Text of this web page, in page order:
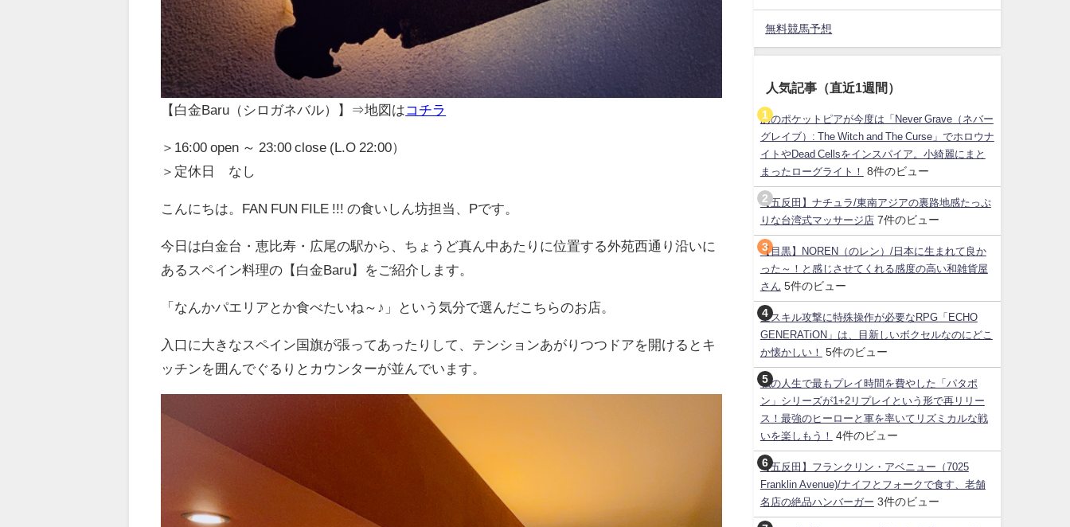
【白金Baru（シロガネバル）】⇒地図はコチラ
＞16:00 open ～ 23:00 close (L.O 22:00）
＞定休日 なし
こんにちは。FAN FUN FILE !!! の食いしん坊担当、Pです。
今日は白金台・恵比寿・広尾の駅から、ちょうど真ん中あたりに位置する外苑西通り沿いに
あるスペイン料理の【白金Baru】をご紹介します。
「なんかパエリアとか食べたいね～♪」という気分で選んだこちらのお店。
入口に大きなスペイン国旗が張ってあったりして、テンションあがりつつドアを開けるとキ
ッチンを囲んでぐるりとカウンターが並んでいます。
無料競馬予想
人気記事（直近1週間）
あのポケットピアが今度は「Never Grave（ネバー
グレイブ）: The Witch and The Curse」でホロウナ
イトやDead Cellsをインスパイア。小綺麗にまと
まったローグライト！
8件のビュー
【五反田】ナチュラ/東南アジアの裏路地感たっぷ
りな台湾式マッサージ店 7件のビュー
【目黒】NOREN（のレン）/日本に生まれて良か
った～！と感じさせてくれる感度の高い和雑貨屋
さん 5件のビュー
全スキル攻撃に特殊操作が必要なRPG「ECHO
GENERATiON」は、目新しいボクセルなのにどこ
か懐かしい！
5件のビュー
私の人生で最もプレイ時間を費やした「パタポ
ン」シリーズが1+2リプレイという形で再リリー
ス！最強のヒーローと軍を率いてリズミカルな戦
いを楽しもう！
4件のビュー
【五反田】フランクリン・アベニュー（7025
Franklin Avenue)/ナイフとフォークで食す、老舗
名店の絶品ハンバーガー 3件のビュー